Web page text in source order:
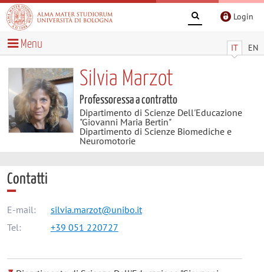
Login
IT EN
Menu
Silvia Marzot
Professoressa a contratto
Dipartimento di Scienze Dell'Educazione
"Giovanni Maria Bertin"
Dipartimento di Scienze Biomediche e
Neuromotorie
Contatti
E-mail:
silvia.marzot@unibo.it
Tel:
+39 051 220727